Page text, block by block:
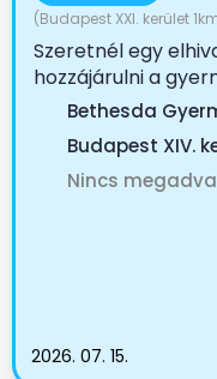
(Budapest XXI. kerület
Szeretnél egy
hozzájárulni a
ellátásához? A...
Bethesda
Budapest XIV.
Nincs megadva
2026. 07. 15.